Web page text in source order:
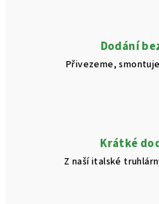
Dodání
Přivezeme,
Krátké
Z naší italské